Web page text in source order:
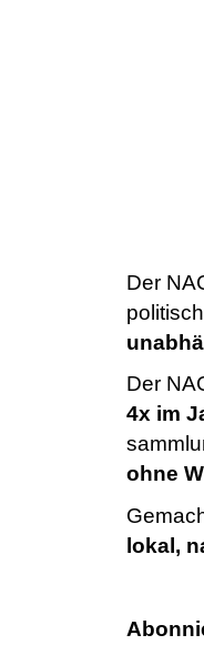
Der
Der
4x im
ohne
lokal,